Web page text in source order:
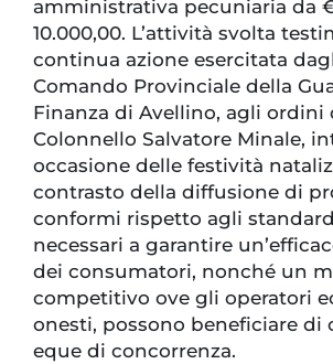
amministrativa pecuniaria da
10.000,00. L’attività svolta
continua azione esercitata
Comando Provinciale della
Finanza di Avellino, agli ordini
Colonnello Salvatore Minale,
occasione delle festività
contrasto della diffusione di
conformi rispetto agli
necessari a garantire
dei consumatori, nonché un
competitivo ove gli operatori
onesti, possono beneficiare di
eque di concorrenza.